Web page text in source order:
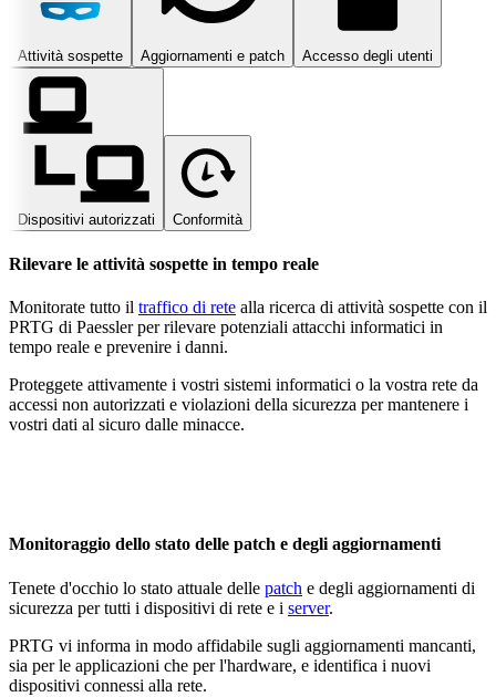
Attività sospette Aggiornamenti e patch Accesso degli utenti
Dispositivi autorizzati Conformità
Rilevare le attività sospette in tempo reale
Monitorate tutto il traffico di rete alla ricerca di attività sospette con il
PRTG di Paessler per rilevare potenziali attacchi informatici in
tempo reale e prevenire i danni.
Proteggete attivamente i vostri sistemi informatici o la vostra rete da
accessi non autorizzati e violazioni della sicurezza per mantenere i
vostri dati al sicuro dalle minacce.
Monitoraggio dello stato delle patch e degli aggiornamenti
Tenete d'occhio lo stato attuale delle patch e degli aggiornamenti di
sicurezza per tutti i dispositivi di rete e i server.
PRTG vi informa in modo affidabile sugli aggiornamenti mancanti,
sia per le applicazioni che per l'hardware, e identifica i nuovi
dispositivi connessi alla rete.